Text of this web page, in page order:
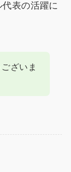
表の活躍に
ざいま